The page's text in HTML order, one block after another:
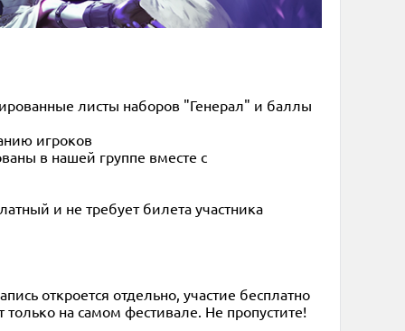
листы наборов "Генерал" и баллы
игроков
в нашей группе вместе с
и не требует билета участника
откроется отдельно, участие бесплатно
на самом фестивале. Не пропустите!